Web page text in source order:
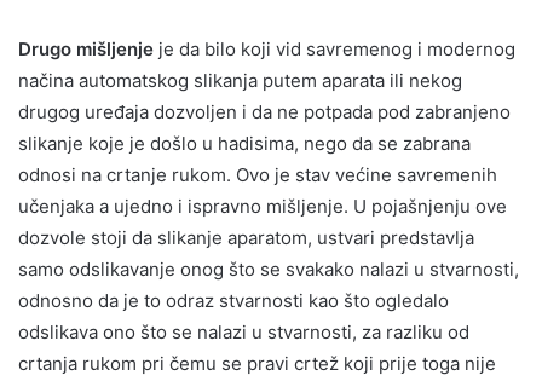
Drugo mišljenje je da bilo koji vid savremenog i modernog
načina automatskog slikanja putem aparata ili nekog
drugog uređaja dozvoljen i da ne potpada pod zabranjeno
slikanje koje je došlo u hadisima, nego da se zabrana
odnosi na crtanje rukom. Ovo je stav većine savremenih
učenjaka a ujedno i ispravno mišljenje. U pojašnjenju ove
dozvole stoji da slikanje aparatom, ustvari predstavlja
samo odslikavanje onog što se svakako nalazi u stvarnosti,
odnosno da je to odraz stvarnosti kao što ogledalo
odslikava ono što se nalazi u stvarnosti, za razliku od
crtanja rukom pri čemu se pravi crtež koji prije toga nije